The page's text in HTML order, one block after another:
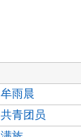
牟雨晨
共青团员